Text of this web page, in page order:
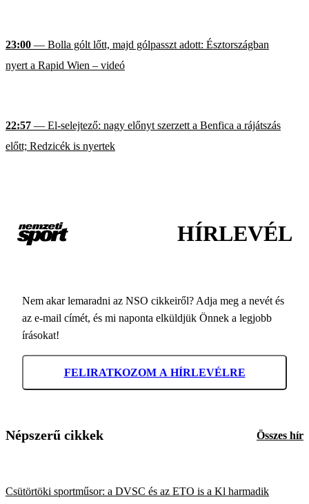
23:00 — Bolla gólt lőtt, majd gólpasszt adott: Észtországban
nyert a Rapid Wien – videó
22:57 — El-selejtező: nagy előnyt szerzett a Benfica a rájátszás
előtt; Redzicék is nyertek
HÍRLEVÉL
Nem akar lemaradni az NSO cikkeiről? Adja meg a nevét és
az e-mail címét, és mi naponta elküldjük Önnek a legjobb
írásokat!
FELIRATKOZOM A HÍRLEVÉLRE
Népszerű cikkek Összes hír
Csütörtöki sportműsor: a DVSC és az ETO is a Kl harmadik